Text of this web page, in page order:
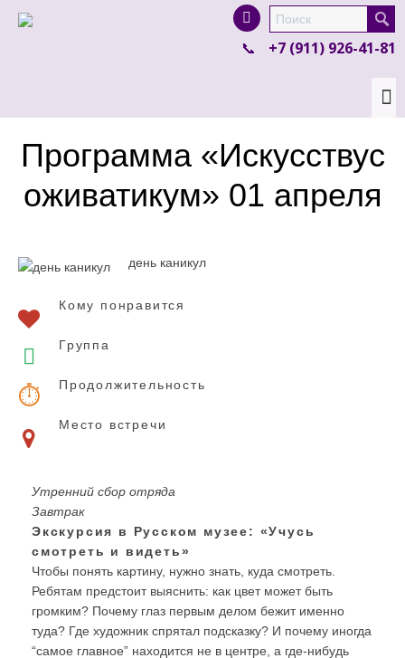
product in a size size .
colour items.
+7 (911) 926-41-81
Программа «Искусствус
оживатикум» 01 апреля
день каникул
Кому понравится
Группа
Продолжительность
Место встречи
Утренний сбор отряда
Завтрак
Экскурсия в Русском музее: «Учусь
смотреть и видеть»
Чтобы понять картину, нужно знать, куда смотреть.
Ребятам предстоит выяснить: как цвет может быть
громким? Почему глаз первым делом бежит именно
туда? Где художник спрятал подсказку? И почему иногда
“самое главное” находится не в центре, а где-нибудь